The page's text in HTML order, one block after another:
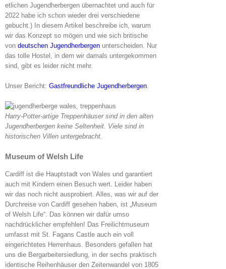
etlichen Jugendherbergen übernachtet und auch für
2022 habe ich schon wieder drei verschiedene
gebucht.) In diesem Artikel beschreibe ich, warum
wir das Konzept so mögen und wie sich britische
von deutschen Jugendherbergen unterscheiden. Nur
das tolle Hostel, in dem wir damals untergekommen
sind, gibt es leider nicht mehr.
Unser Bericht: Gastfreundliche Jugendherbergen.
Harry-Potter-artige Treppenhäuser sind in den alten
Jugendherbergen keine Seltenheit. Viele sind in
historischen Villen untergebracht.
Museum of Welsh Life
Cardiff ist die Hauptstadt von Wales und garantiert
auch mit Kindern einen Besuch wert. Leider haben
wir das noch nicht ausprobiert. Alles, was wir auf der
Durchreise von Cardiff gesehen haben, ist „Museum
of Welsh Life“. Das können wir dafür umso
nachdrücklicher empfehlen! Das Freilichtmuseum
umfasst mit St. Fagans Castle auch ein voll
eingerichtetes Herrenhaus. Besonders gefallen hat
uns die Bergarbeitersiedlung, in der sechs praktisch
identische Reihenhäuser den Zeitenwandel von 1805